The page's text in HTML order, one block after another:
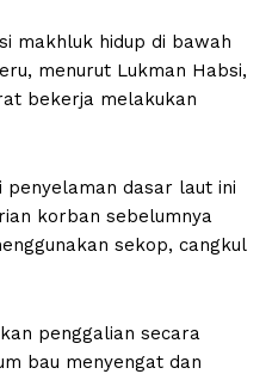
makhluk hidup di bawah
menurut Lukman Habsi,
bekerja melakukan
penyelaman dasar laut ini
korban sebelumnya
sekop, cangkul
penggalian secara
bau menyengat dan